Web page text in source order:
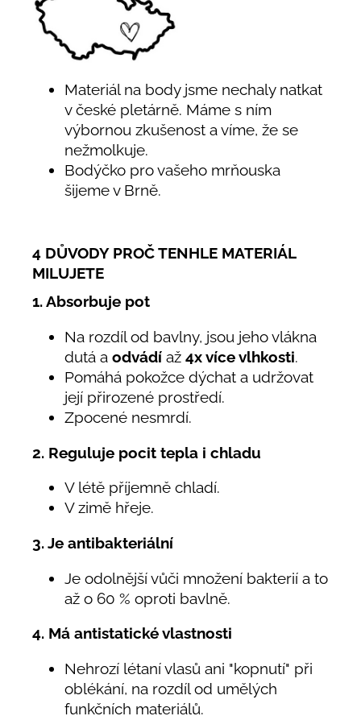
Materiál na body jsme nechaly natkat
v české pletárně. Máme s ním
výbornou zkušenost a víme, že se
nežmolkuje.
Bodýčko pro vašeho mrňouska
šijeme v Brně.
4 DŮVODY PROČ TENHLE MATERIÁL
MILUJETE
1. Absorbuje pot
Na rozdíl od bavlny, jsou jeho vlákna
dutá a odvádí až 4x více vlhkosti.
Pomáhá pokožce dýchat a udržovat
její přirozené prostředí.
Zpocené nesmrdí.
2. Reguluje pocit tepla i chladu
V létě příjemně chladí.
V zimě hřeje.
3. Je antibakteriální
Je odolnější vůči množení bakterií a to
až o 60 % oproti bavlně.
4. Má antistatické vlastnosti
Nehrozí létaní vlasů ani "kopnutí" při
oblékání, na rozdíl od umělých
funkčních materiálů.